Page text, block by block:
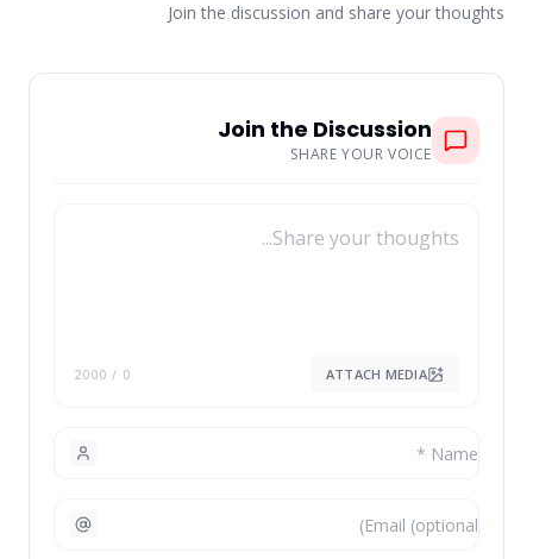
Join the discussion and share your thoughts
Join the Discussion
SHARE YOUR VOICE
ATTACH MEDIA
0
/ 2000